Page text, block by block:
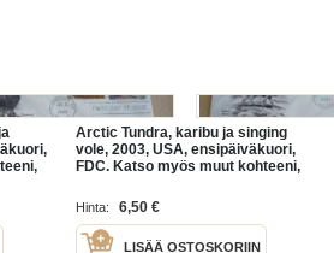
Arctic Tundra, karibu ja singing
vole, 2003, USA, ensipäiväkuori,
FDC. Katso myös muut kohteeni,
amerikkalaista ensipäiväkuorta
Hinta: 6,50 €
LISÄÄ OSTOSKORIIN